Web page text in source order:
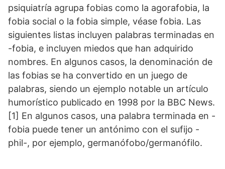
psiquiatría agrupa fobias como la agorafobia, la
fobia social o la fobia simple, véase fobia. Las
siguientes listas incluyen palabras terminadas en
-fobia, e incluyen miedos que han adquirido
nombres. En algunos casos, la denominación de
las fobias se ha convertido en un juego de
palabras, siendo un ejemplo notable un artículo
humorístico publicado en 1998 por la BBC News.
[1] En algunos casos, una palabra terminada en -
fobia puede tener un antónimo con el sufijo -
phil-, por ejemplo, germanófobo/germanófilo.